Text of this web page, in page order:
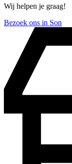
Wij helpen je graag!
Bezoek ons in Son